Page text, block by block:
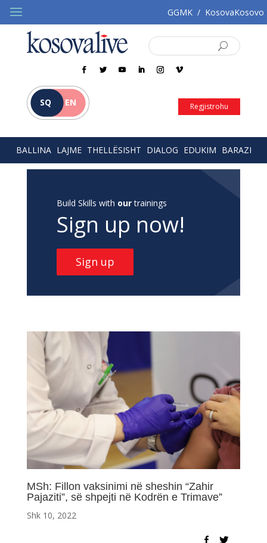
GGMK / KosovaKosovo
SQ EN Regjistrohu
BALLINA LAJME THELLËSISHT DIALOG EDUKIM BARAZI
Build Skills with ourtrainings
Sign up now!
Sign up
MSh: Fillon vaksinimi në sheshin “Zahir
Pajaziti”, së shpejti në Kodrën e Trimave”
Shk 10, 2022